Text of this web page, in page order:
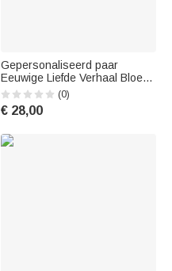
Gepersonaliseerd paar
Eeuwige Liefde Verhaal Bloem
Swingend T-shirt Verjaardag
Dagelijks Dragen
(0)
€ 28,00